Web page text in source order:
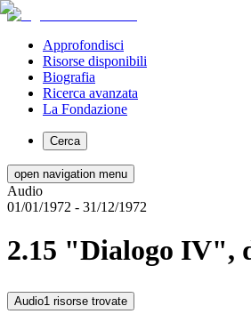
Approfondisci
Risorse disponibili
Biografia
Ricerca avanzata
La Fondazione
Cerca
open navigation menu
Audio
01/01/1972 - 31/12/1972
2.15 "Dialogo IV",
Audio1 risorse trovate